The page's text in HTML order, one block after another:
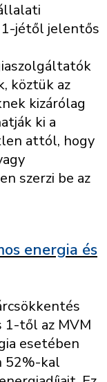
1-jétől jelentős
köztük az
kizárólag
ki a
attól, hogy
szerzi be az
energia és
1-től az MVM
esetében
52%-kal